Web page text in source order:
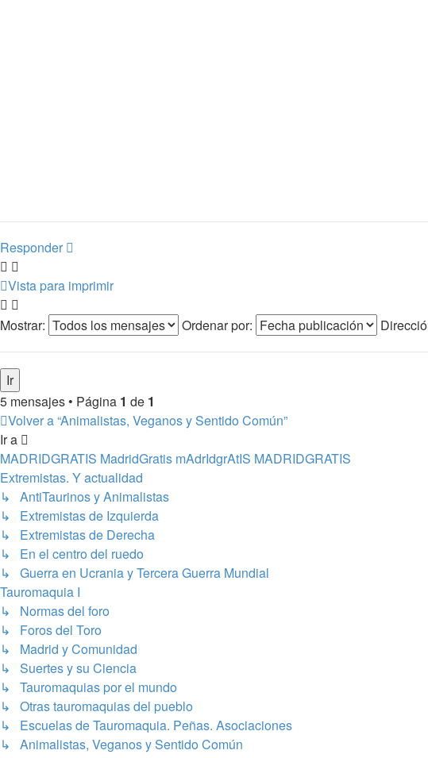
Responder
Vista para imprimir
Mostrar: Ordenar por:
5 mensajes • Página 1 de 1
Volver a “Animalistas, Veganos y Sentido Común”
Ir a
MADRIDGRATIS MadridGratis mAdrIdgrAtIS MADRIDGRATIS
Extremistas. Y actualidad
↳ AntiTaurinos y Animalistas
↳ Extremistas de Izquierda
↳ Extremistas de Derecha
↳ En el centro del ruedo
↳ Guerra en Ucrania y Tercera Guerra Mundial
Tauromaquia I
↳ Normas del foro
↳ Foros del Toro
↳ Madrid y Comunidad
↳ Suertes y su Ciencia
↳ Tauromaquias por el mundo
↳ Otras tauromaquias del pueblo
↳ Escuelas de Tauromaquia. Peñas. Asociaciones
↳ Animalistas, Veganos y Sentido Común